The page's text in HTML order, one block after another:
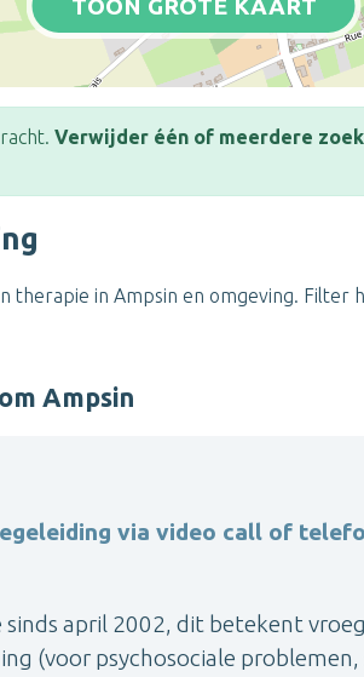
TOON GROTE KAART
Verwijder één of meerdere
therapie in Ampsin en omgeving.
Ampsin
via video call of
april 2002, dit betekent
(voor psychosociale problemen,